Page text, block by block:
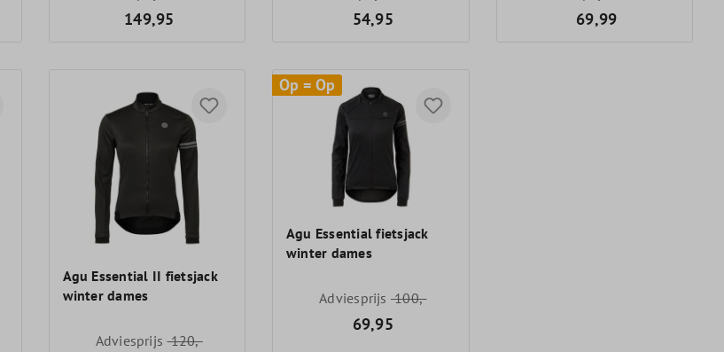
149,95 54,95 69,99
Agu Essential II fietsjack
winter dames
Adviesprijs120,-
Op = Op
Agu Essential fietsjack
winter dames
Adviesprijs 100,-
69,95